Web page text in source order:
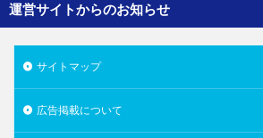
運営サイトからのお知らせ
サイトマップ
広告掲載について